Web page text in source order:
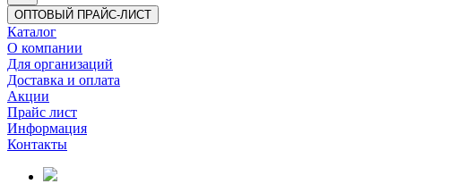
ОПТОВЫЙ ПРАЙС-ЛИСТ
Каталог
О компании
Для организаций
Доставка и оплата
Акции
Прайс лист
Информация
Контакты